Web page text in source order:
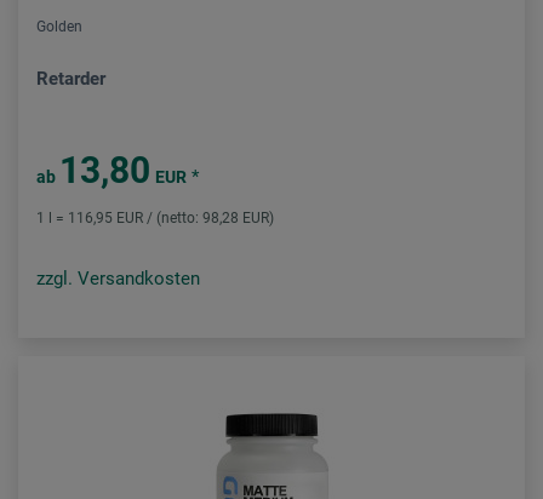
Golden
Retarder
ab 13,80 EUR *
1 l = 116,95 EUR / (netto: 98,28 EUR)
zzgl. Versandkosten